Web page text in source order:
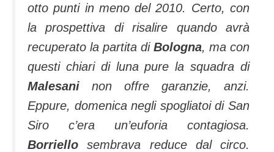
otto punti in meno del 2010. Certo, con
la prospettiva di risalire quando avrà
recuperato la partita di Bologna, ma con
questi chiari di luna pure la squadra di
Malesani non offre garanzie, anzi.
Eppure, domenica negli spogliatoi di San
Siro c’era un’euforia contagiosa.
Borriellosembrava reduce dal circo.